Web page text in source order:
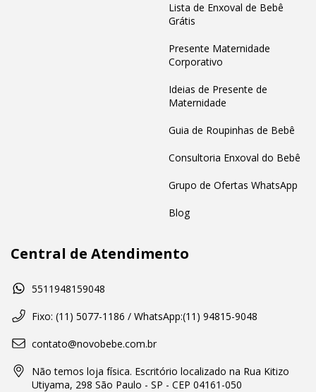
Lista de Enxoval de Bebê
Grátis
Presente Maternidade
Corporativo
Ideias de Presente de
Maternidade
Guia de Roupinhas de Bebê
Consultoria Enxoval do Bebê
Grupo de Ofertas WhatsApp
Blog
Central de Atendimento
5511948159048
Fixo: (11) 5077-1186 / WhatsApp:(11) 94815-9048
contato@novobebe.com.br
Não temos loja física. Escritório localizado na Rua Kitizo
Utiyama, 298 São Paulo - SP - CEP 04161-050